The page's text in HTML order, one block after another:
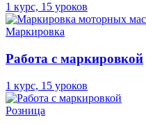
1 курс, 15 уроков
Маркировка
Работа с маркировкой
1 курс, 15 уроков
Розница